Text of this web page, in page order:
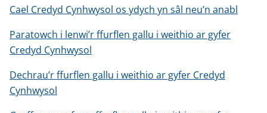
Cael Credyd Cynhwysol os ydych yn sâl neu’n anabl
Paratowch i lenwi’r ffurflen gallu i weithio ar gyfer
Credyd Cynhwysol
Dechrau’r ffurflen gallu i weithio ar gyfer Credyd
Cynhwysol